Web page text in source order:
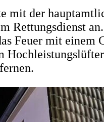
mit der
Rettungsdienst
Feuer mit einem